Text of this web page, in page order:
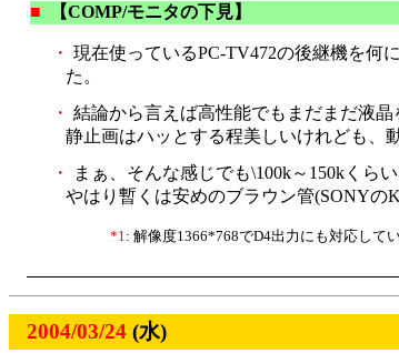
■ 【COMP/モニタの下見】
・ 現在使っているPC-TV472の後継機を何
た。
・ 結論から言えば高性能でもまだまだ液
静止画はハッとする程美しいけれども、
・
まぁ、そんな感じでも\100k～150kくら
やはり暫くは安めのブラウン管(SONY
*1 : 解像度1366*768でD4出力にも対応して
2004/03/24 (水)